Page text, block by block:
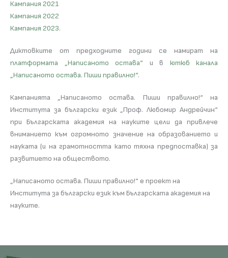
Кампания 2021
Кампания 2022
Кампания 2023.
Диктовките от предходните години се намират на
платформата „Написаното остава“ и в ютюб канала
„Написаното остава. Пиши правилно!“.
Кампанията „Написаното остава. Пиши правилно!“ на
Института за български език „Проф. Любомир Андрейчин“
при Българската академия на науките цели да привлече
вниманието към огромното значение на образованието и
науката (и на грамотността като тяхна предпоставка) за
развитието на обществото.
„Написаното остава. Пиши правилно!“ е проект на
Института за български език към Българската академия на
науките.